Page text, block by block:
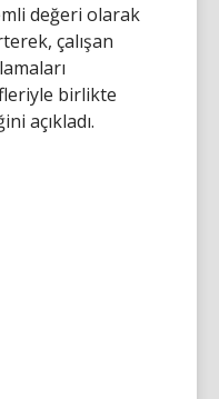
değeri olarak
çalışan
birlikte
açıkladı.